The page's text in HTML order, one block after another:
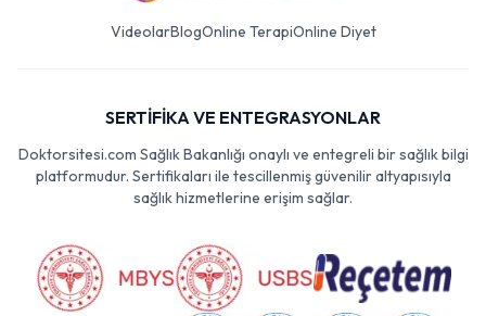
VideolarBlogOnline TerapiOnline Diyet
SERTİFİKA VE ENTEGRASYONLAR
Doktorsitesi.com Sağlık Bakanlığı onaylı ve entegreli bir sağlık bilgi
platformudur. Sertifikaları ile tescillenmiş güvenilir altyapısıyla
sağlık hizmetlerine erişim sağlar.